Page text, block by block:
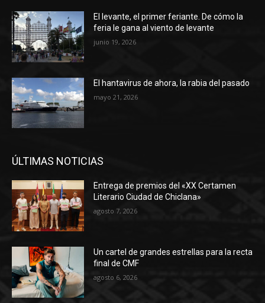
El levante, el primer feriante. De cómo la
feria le gana al viento de levante
junio 19, 2026
El hantavirus de ahora, la rabia del pasado
mayo 21, 2026
ÚLTIMAS NOTICIAS
Entrega de premios del «XX Certamen
Literario Ciudad de Chiclana»
agosto 7, 2026
Un cartel de grandes estrellas para la recta
final de CMF
agosto 6, 2026